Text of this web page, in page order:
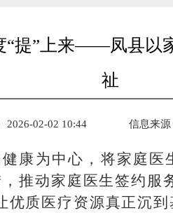
“提”上来——凤县以
祉
2026-02-02 10:44 信息来源
康为中心，将家庭
推动家庭医生签约服
优质医疗资源真正沉